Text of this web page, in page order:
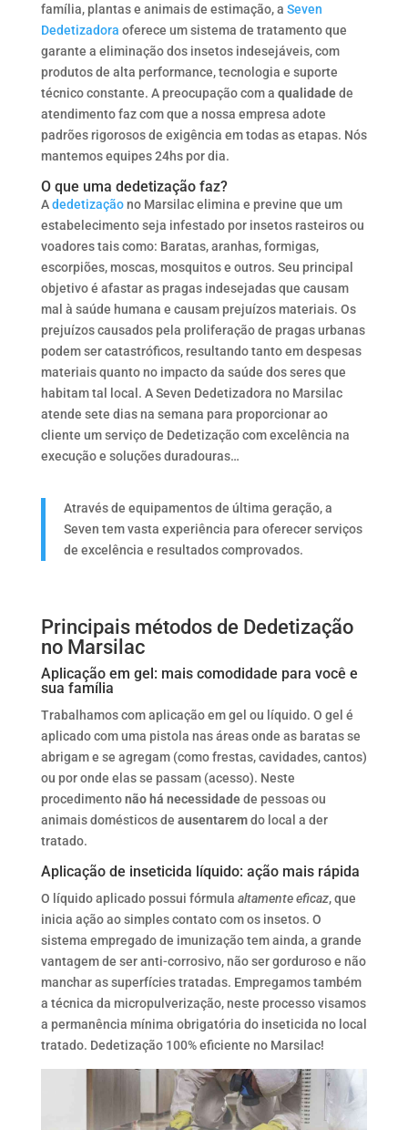
família, plantas e animais de estimação, a Seven
Dedetizadora oferece um sistema de tratamento que
garante a eliminação dos insetos indesejáveis, com
produtos de alta performance, tecnologia e suporte
técnico constante. A preocupação com a qualidadede
atendimento faz com que a nossa empresa adote
padrões rigorosos de exigência em todas as etapas. Nós
mantemos equipes 24hs por dia.
O que uma dedetização faz?
Adedetizaçãono Marsilac elimina e previne que um
estabelecimento seja infestado por insetos rasteiros ou
voadores tais como: Baratas, aranhas, formigas,
escorpiões, moscas, mosquitos e outros. Seu principal
objetivo é afastar as pragas indesejadas que causam
mal à saúde humana e causam prejuízos materiais. Os
prejuízos causados pela proliferação de pragas urbanas
podem ser catastróficos, resultando tanto em despesas
materiais quanto no impacto da saúde dos seres que
habitam tal local. A Seven Dedetizadora no Marsilac
atende sete dias na semana para proporcionar ao
cliente um serviço de Dedetização com excelência na
execução e soluções duradouras…
Através de equipamentos de última geração, a
Seven tem vasta experiência para oferecer serviços
de excelência e resultados comprovados.
Principais métodos de Dedetização
no Marsilac
Aplicação em gel: mais comodidade para você e
sua família
Trabalhamos com aplicação em gel ou líquido. O gel é
aplicado com uma pistola nas áreas onde as baratas se
abrigam e se agregam (como frestas, cavidades, cantos)
ou por onde elas se passam (acesso). Neste
procedimentonão há necessidadede pessoas ou
animais domésticos de ausentaremdo local a der
tratado.
Aplicação de inseticida líquido: ação mais rápida
O líquido aplicado possui fórmula altamente eficaz, que
inicia ação ao simples contato com os insetos. O
sistema empregado de imunização tem ainda, a grande
vantagem de ser anti-corrosivo, não ser gorduroso e não
manchar as superfícies tratadas. Empregamos também
a técnica da micropulverização, neste processo visamos
a permanência mínima obrigatória do inseticida no local
tratado. Dedetização 100% eficiente no Marsilac!